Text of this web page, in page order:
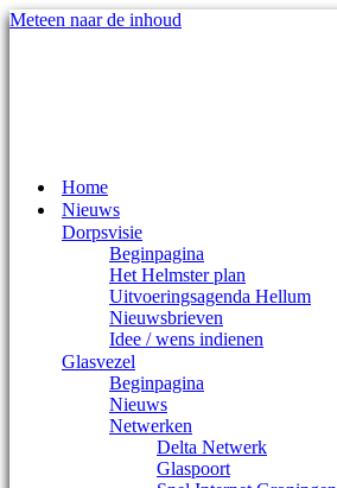
Meteen naar de inhoud
Home
Nieuws
Dorpsvisie
Beginpagina
Het Helmster plan
Uitvoeringsagenda Hellum
Nieuwsbrieven
Idee / wens indienen
Glasvezel
Beginpagina
Nieuws
Netwerken
Delta Netwerk
Glaspoort